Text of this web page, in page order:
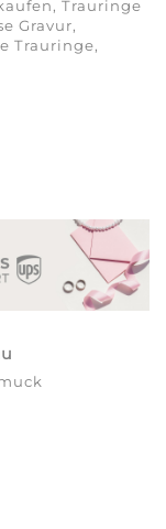
Trauringe
Gravur,
Trauringe,